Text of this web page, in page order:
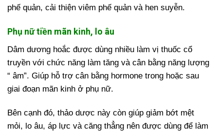
phế quản, cải thiện viêm phế quản và hen suyễn.
Phụ nữ tiền mãn kinh, lo âu
Dâm dương hoắc được dùng nhiều làm vị thuốc cổ
truyền với chức năng làm tăng và cân bằng năng lượng
“ âm”. Giúp hỗ trợ cân bằng hormone trong hoặc sau
giai đoạn mãn kinh ở phụ nữ.
Bên cạnh đó, thảo dược này còn giúp giảm bớt mệt
mỏi, lo âu, áp lực và căng thẳng nên được dùng để làm